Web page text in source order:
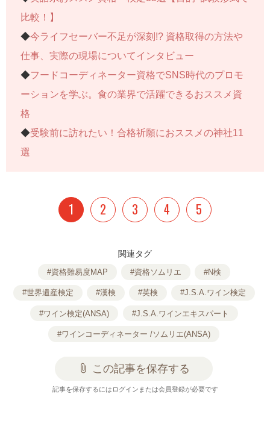
比較！】
◆今ライフセーバー不足が深刻!? 資格取得の方法や
仕事、実際の現場についてインタビュー
◆フードコーディネーター資格でSNS時代のプロモ
ーションを学ぶ。食の業界で活躍できるおススメ資
格
◆受験前に訪れたい！合格祈願におススメの神社11
選
1 2 3 4 5
関連タグ
#資格難易度MAP #資格ソムリエ #N検
#世界遺産検定 #漢検 #英検 #J.S.A.ワイン検定
#ワイン検定(ANSA) #J.S.A.ワインエキスパート
#ワインコーディネーター /ソムリエ(ANSA)
attach_file この記事を保存する
記事を保存するにはログインまたは会員登録が必要です